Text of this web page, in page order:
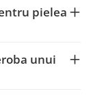
pielea
unui